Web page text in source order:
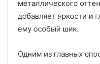
металлического
добавляет яркости и
ему особый шик.
Одним из главных